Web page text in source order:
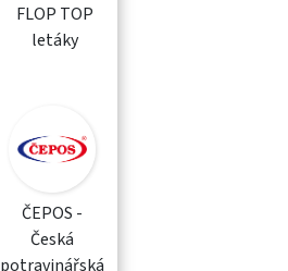
FLOP TOP
letáky
ČEPOS -
Česká
potravinářská